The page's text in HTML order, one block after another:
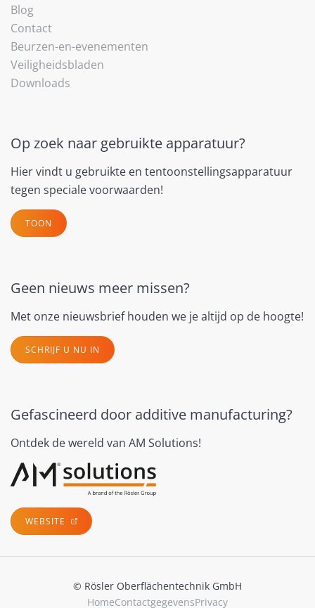
Blog
Contact
Beurzen-en-evenementen
Veiligheidsbladen
Downloads
Op zoek naar gebruikte apparatuur?
Hier vindt u gebruikte en tentoonstellingsapparatuur
tegen speciale voorwaarden!
TOON
Geen nieuws meer missen?
Met onze nieuwsbrief houden we je altijd op de hoogte!
SCHRIJF U NU IN
Gefascineerd door additive manufacturing?
Ontdek de wereld van AM Solutions!
WEBSITE
© Rösler Oberflächentechnik GmbH
HomeContactgegevensPrivacy